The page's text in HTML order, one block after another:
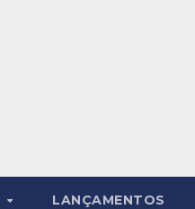
LANÇAMENTOS